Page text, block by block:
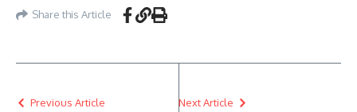
Share this Article
Previous Article Next Article